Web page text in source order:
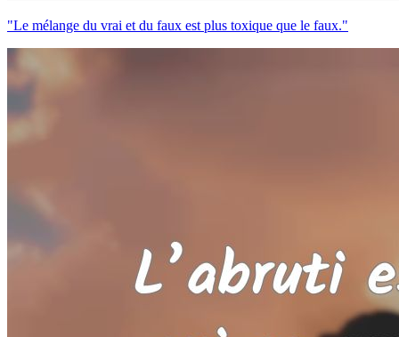
"Le mélange du vrai et du faux est plus toxique que le faux."